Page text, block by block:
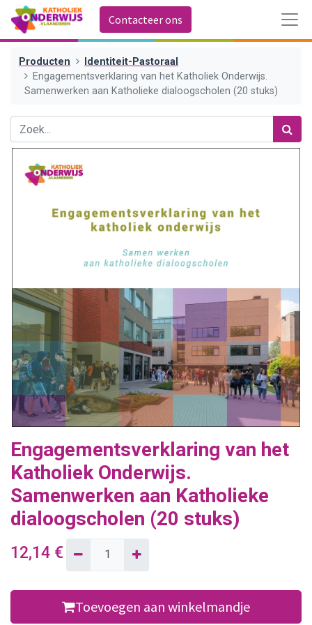
Contacteer ons
Producten
Identiteit-Pastoraal
Engagementsverklaring van het Katholiek Onderwijs.
Samenwerken aan Katholieke dialoogscholen (20 stuks)
Engagementsverklaring van het
Katholiek Onderwijs.
Samenwerken aan Katholieke
dialoogscholen (20 stuks)
12,14 €
Toevoegen aan winkelmandje